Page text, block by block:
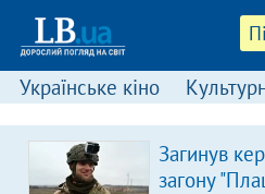
Українське кіно
Загинув
загону